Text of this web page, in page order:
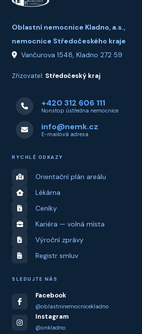
Oblastní nemocnice Kladno, a.s.,
nemocnice Středočeského kraje
Vančurova 1548, Kladno 272 59
Zřizovatel: Středočeský kraj
+420 312 606 111
Nonstop ústředna nemocnice
info@nemk.cz
E-mailová adresa
RYCHLÉ ODKAZY
Orientační plán areálu
Lékárna
Ceníky
Kariéra — volná místa
Výroční zprávy
Registr smluv
SLEDUJTE NÁS
Facebook
@oblastninemocnicekladno
Instagram
@onkladno